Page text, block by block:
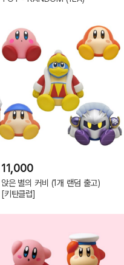
11,000
앉은 별의 커비 (1개 랜덤 출고)
[키탄클럽]